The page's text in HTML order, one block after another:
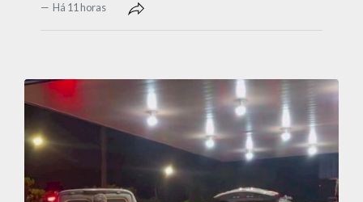
Há 11 horas